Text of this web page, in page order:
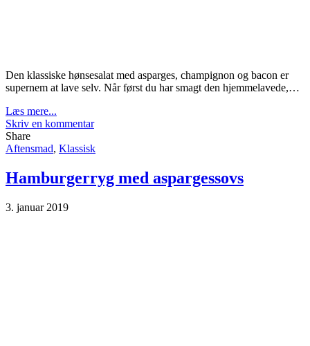
Den klassiske hønsesalat med asparges, champignon og bacon er
supernem at lave selv. Når først du har smagt den hjemmelavede,…
Læs mere...
Skriv en kommentar
Share
Aftensmad, Klassisk
Hamburgerryg med aspargessovs
3. januar 2019